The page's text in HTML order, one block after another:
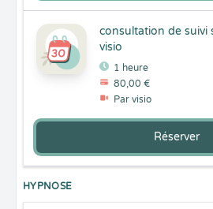
consultation de suivi
visio
1 heure
80,00 €
Par visio
Réserver
HYPNOSE